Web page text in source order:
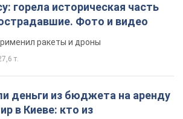
горела историческая часть
Фото и видео
ракеты и дроны
т.
деньги из бюджета на аренду
в Киеве: кто из